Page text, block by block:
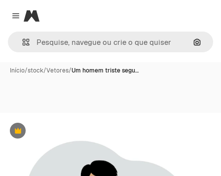
Close menu
Magnific
Início/stock/Vetores/Um homem triste segu…
Premium